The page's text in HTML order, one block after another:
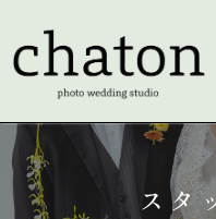
スタ